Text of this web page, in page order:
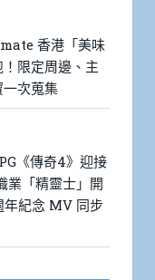
香港「美味
限定周邊、主
次蒐集
《傳奇4》迎接
業「精靈士」開
紀念 MV 同步